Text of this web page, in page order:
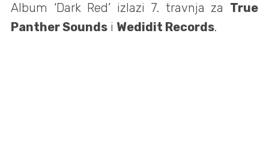
Album ‘Dark Red’ izlazi 7. travnja za True
Panther Sounds i Wedidit Records.